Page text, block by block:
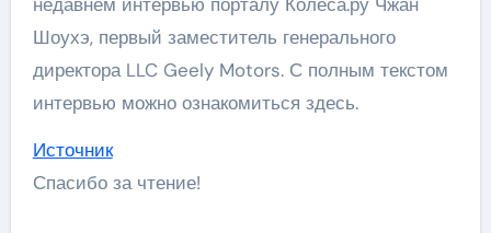
Шоухэ, первый заместитель генерального
директора LLC Geely Motors. С полным текстом
интервью можно ознакомиться здесь.
Источник
Спасибо за чтение!